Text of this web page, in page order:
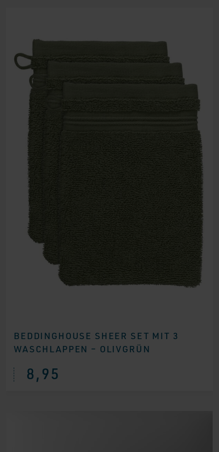
BEDDINGHOUSE SHEER SET MIT 3
WASCHLAPPEN – OLIVGRÜN
8,95